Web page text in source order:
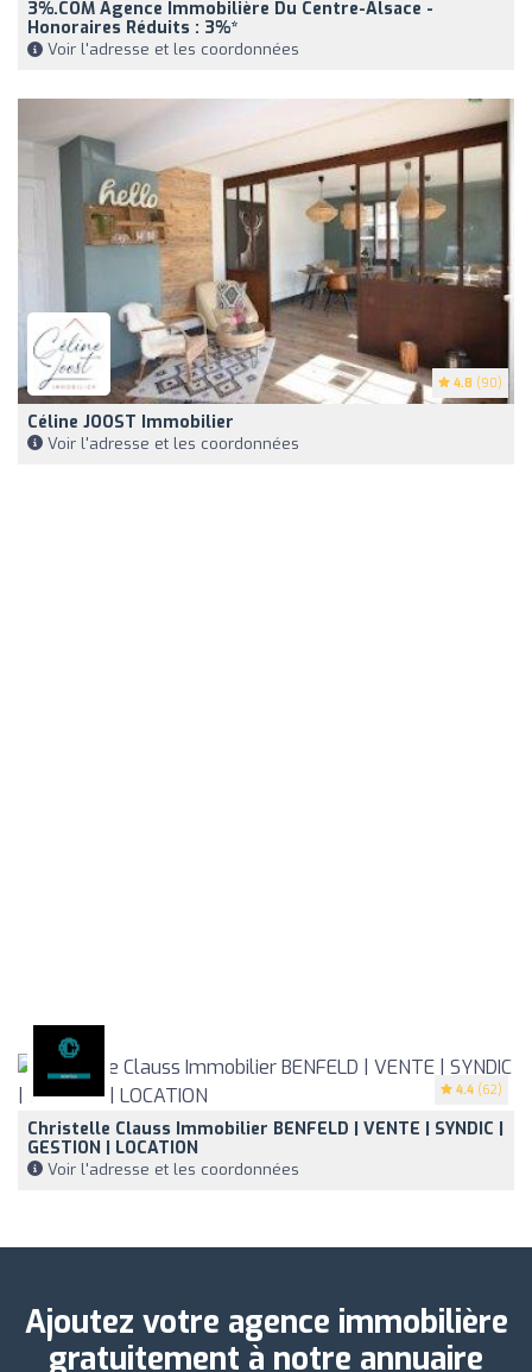
3%.COM Agence Immobilière Du Centre-Alsace -
Honoraires Réduits : 3%*
Voir l'adresse et les coordonnées
4.8 (90)
Céline JOOST Immobilier
Voir l'adresse et les coordonnées
4.4 (62)
Christelle Clauss Immobilier BENFELD | VENTE | SYNDIC |
GESTION | LOCATION
Voir l'adresse et les coordonnées
Ajoutez votre agence immobilière
gratuitement à notre annuaire